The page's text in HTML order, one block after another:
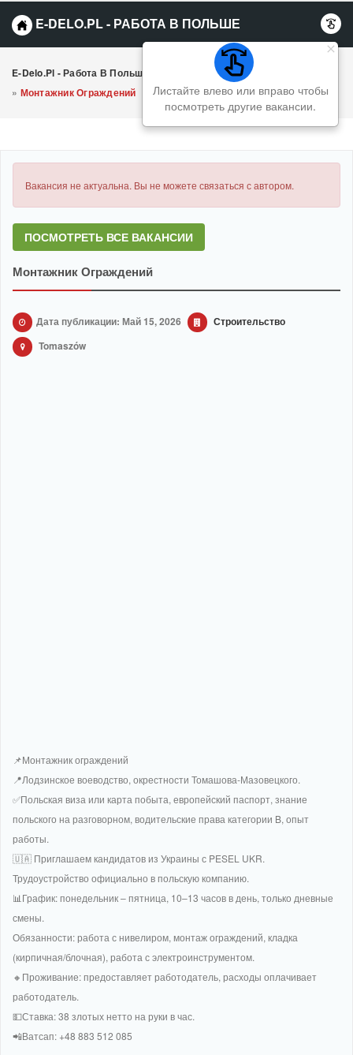
E-DELO.PL - РАБОТА В ПОЛЬШЕ
Листайте влево или вправо чтобы
посмотреть другие вакансии.
E-Delo.pl - Работа В Польше Вакансии
Строительство
» Монтажник Ограждений
Вакансия не актуальна. Вы не можете связаться с автором.
ПОСМОТРЕТЬ ВСЕ ВАКАНСИИ
Монтажник Ограждений
Дата публикации: Май 15, 2026
Строительство
Tomaszów
📌Монтажник ограждений
📍Лодзинское воеводство, окрестности Томашова-Мазовецкого.
✅Польская виза или карта побыта, европейский паспорт, знание
польского на разговорном, водительские права категории B, опыт
работы.
🇺🇦 Приглашаем кандидатов из Украины с PESEL UKR.
Трудоустройство официально в польскую компанию.
📊График: понедельник – пятница, 10–13 часов в день, только дневные
смены.
Обязанности: работа с нивелиром, монтаж ограждений, кладка
(кирпичная/блочная), работа с электроинструментом.
🔸Проживание: предоставляет работодатель, расходы оплачивает
работодатель.
💵Ставка: 38 злотых нетто на руки в час.
📲Ватсап: +48 883 512 085